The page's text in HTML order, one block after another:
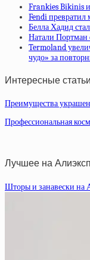
Frankies Bikinis
Fendi
Белла Хадид
Натали Портман
Termoland
чудо» за
Интересные
Преимущества
Профессиональная
Лучшее на
Шторы и занавески на